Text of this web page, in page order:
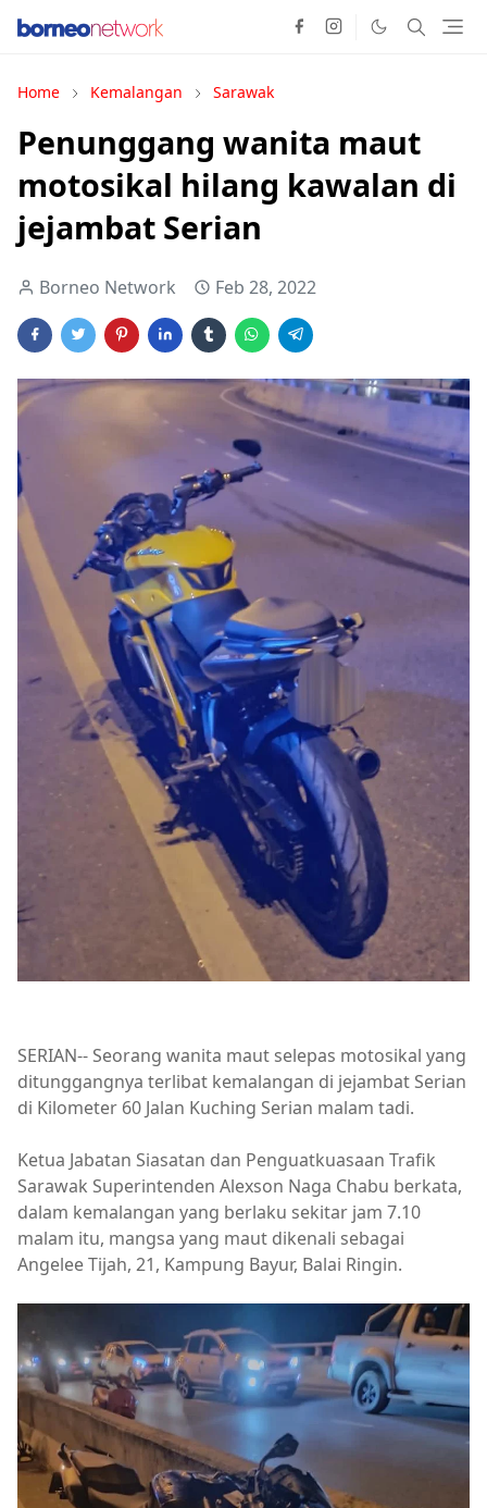
Home Kemalangan Sarawak
Penunggang wanita maut
motosikal hilang kawalan di
jejambat Serian
Borneo Network Feb 28, 2022
SERIAN-- Seorang wanita maut selepas motosikal yang
ditunggangnya terlibat kemalangan di jejambat Serian
di Kilometer 60 Jalan Kuching Serian malam tadi.
Ketua Jabatan Siasatan dan Penguatkuasaan Trafik
Sarawak Superintenden Alexson Naga Chabu berkata,
dalam kemalangan yang berlaku sekitar jam 7.10
malam itu, mangsa yang maut dikenali sebagai
Angelee Tijah, 21, Kampung Bayur, Balai Ringin.